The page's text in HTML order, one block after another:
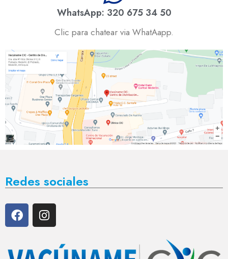
WhatsApp: 320 675 34 50
Clic para chatear via WhatAapp.
Redes sociales